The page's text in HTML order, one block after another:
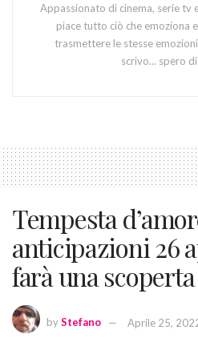
Appassionato di cinema, serie tv
piace tutto ciò che emoziona
trasmettere le stesse
scrivo... spero
Tempesta
anticipazioni 26
farà una scoperta
byStefano Aprile 25,